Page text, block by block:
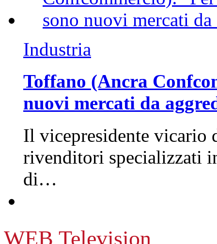
Industria
Toffano (Ancra
nuovi mercati da
Il vicepresidente vicario
rivenditori specializzati
di…
WEB Television